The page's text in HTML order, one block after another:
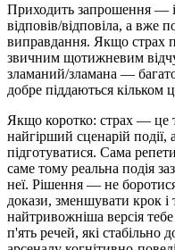
Приходить запрошення — і
відповів/відповіла, а вже
виправдання. Якщо страх
звичним щотижневим
зламаний/зламана —
добре піддаються кільком
Якщо коротко: страх — це
найгірший сценарій події,
підготуватися. Сама
саме тому реальна подія
неї. Рішення — не
докази, зменшувати крок і
найтривожніша версія
п'ять речей, які стабільно